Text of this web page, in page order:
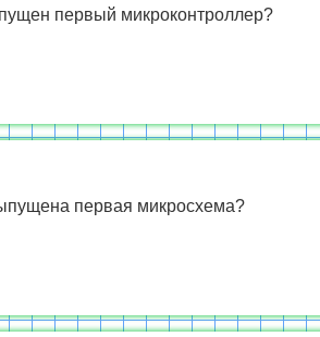
первый микроконтроллер?
первая микросхема?